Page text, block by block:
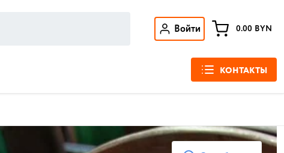
Войти 0.00 BYN
КОНТАКТЫ